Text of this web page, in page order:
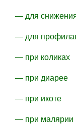
— для
— для
— при коликах
— при диарее
— при икоте
— при малярии